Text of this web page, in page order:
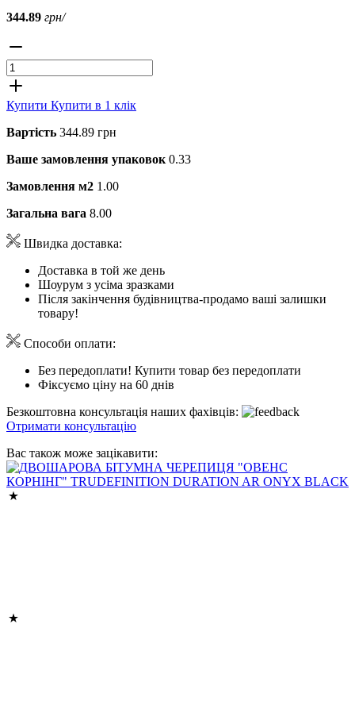
344.89 грн/
Купити Купити в 1 клік
Вартість 344.89 грн
Ваше замовлення упаковок 0.33
Замовлення м2 1.00
Загальна вага 8.00
Швидка доставка:
Доставка в той же день
Шоурум з усіма зразками
Після закінчення будівництва-продамо ваші залишки
товару!
Способи оплати:
Без передоплати! Купити товар без передоплати
Фіксуємо ціну на 60 днів
Безкоштовна консультація наших фахівців:
Отримати консультацію
Вас також може зацікавити: